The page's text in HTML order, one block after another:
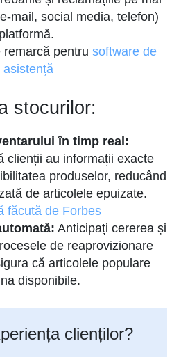
mail, social media, telefon)
remarcă pentru software de
asistență
stocurilor:
în timp real:
clienții au informații exacte
produselor, reducând
de articolele epuizate.
făcută de Forbes
Anticipați cererea și
de reaprovizionare
că articolele populare
disponibile.
clienților?